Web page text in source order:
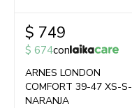
$ 749
$ 674con
ARNES LONDON
COMFORT 39-47 XS-S-
NARANJA